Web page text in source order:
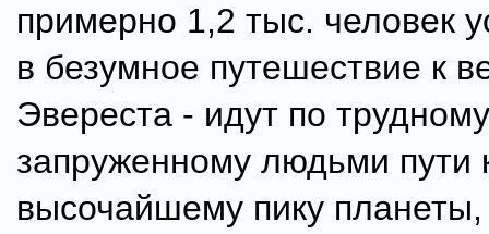
примерно 1,2 тыс. человек
в безумное путешествие к
Эвереста - идут по
запруженному людьми пути
высочайшему пику планеты,